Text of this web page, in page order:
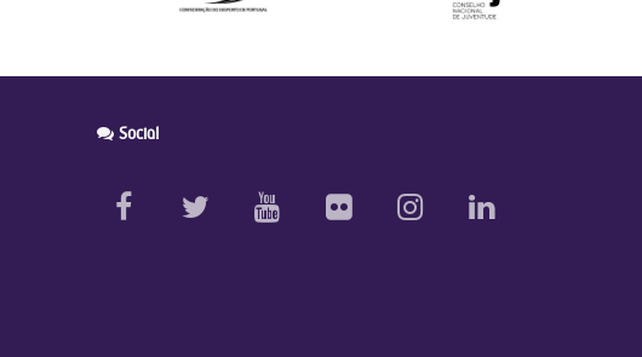
Social